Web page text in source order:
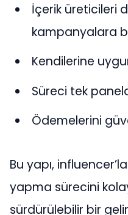
İçerik üreticileri
kampanyalara
Kendilerine
Süreci tek
Ödemelerini
Bu yapı,
yapma sürecini
sürdürülebilir bir